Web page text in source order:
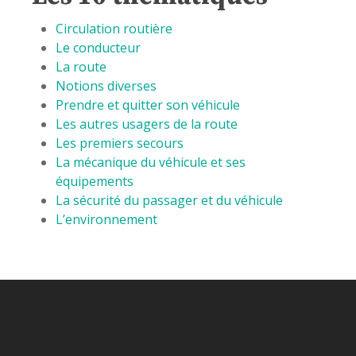
Circulation routière
Le conducteur
La route
Notions diverses
Prendre et quitter son véhicule
Les autres usagers de la route
Les premiers secours
La mécanique du véhicule et ses
équipements
La sécurité du passager et du véhicule
L’environnement